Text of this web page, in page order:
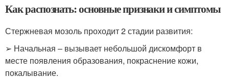
Как распознать: основные признаки и симптомы
Стержневая мозоль проходит 2 стадии развития:
➢ Начальная – вызывает небольшой дискомфорт в
месте появления образования, покраснение кожи,
покалывание.